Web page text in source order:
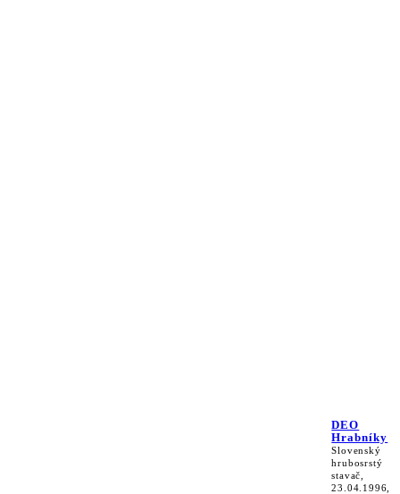
DEO
Hrabníky
Slovenský
hrubosrstý
stavač,
23.04.1996,